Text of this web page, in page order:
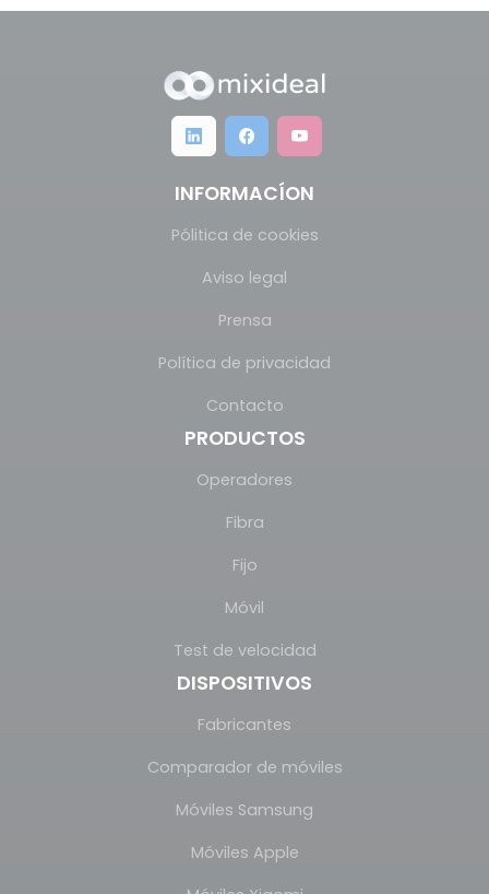
INFORMACÍON
Pólitica de cookies
Aviso legal
Prensa
Política de privacidad
Contacto
PRODUCTOS
Operadores
Fibra
Fijo
Móvil
Test de velocidad
DISPOSITIVOS
Fabricantes
Comparador de móviles
Móviles Samsung
Móviles Apple